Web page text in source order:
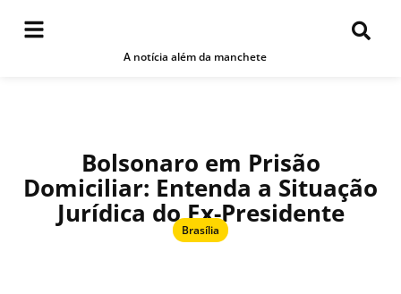
A notícia além da manchete
Bolsonaro em Prisão
Domiciliar: Entenda a Situação
Jurídica do Ex-Presidente
Brasília